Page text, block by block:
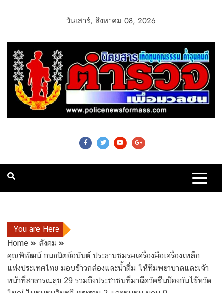
วันเสาร์, สิงหาคม 08, 2026
Police News For
Mass
You are Here
Home
สังคม
คุณพิพัฒน์ กนกนิตย์อนันต์ ประธานชมรมเครื่องมือเครื่องเหล็ก
แห่งประเทศไทย มอบข้าวกล่องและน้ำดื่ม ให้ทีมพยาบาลและเจ้า
หน้าที่สาธารณสุข 29 รวมถึงประชาชนที่มาฉีดวัคซีนป้องกันไข้หวัด